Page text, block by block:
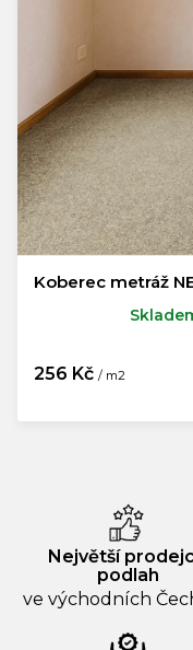
Koberec metráž
256 Kč / m2
Největší
podlah
ve východních